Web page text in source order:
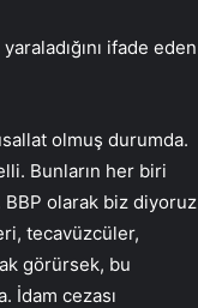
ifade eden
olmuş durumda.
Bunların her biri
BBP olarak biz diyoruz
tecavüzcüler,
görürsek, bu
İdam cezası